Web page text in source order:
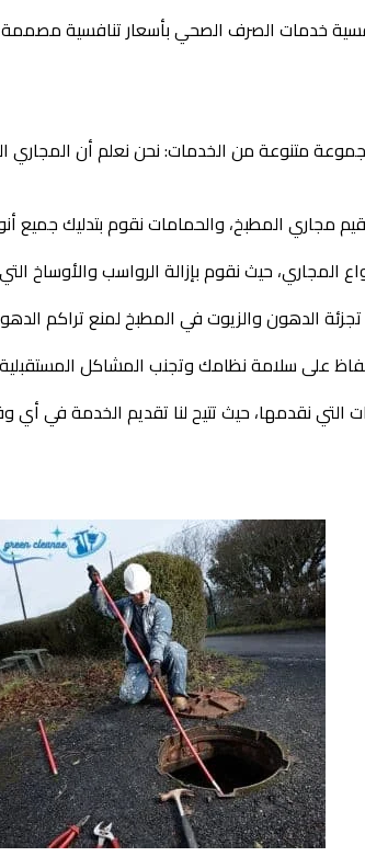
خدمات الصرف الصحي بأسعار تنافسية مصممة
متنوعة من الخدمات: نحن نعلم أن المجاري
مجاري المطبخ، والحمامات نقوم بتدليك جميع
حيث نقوم بإزالة الرواسب والأوساخ
الدهون والزيوت في المطبخ لمنع تراكم
على سلامة نظامك وتجنب المشاكل
نقدمها، حيث تتيح لنا تقديم الخدمة في